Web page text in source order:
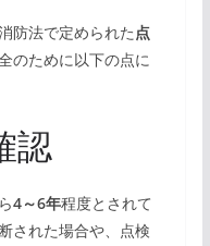
防法で定められた点
のために以下の点に
認
4～6年程度とされて
された場合や、点検